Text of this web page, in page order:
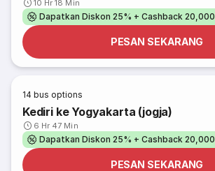
10 Hr 18 Min
Dapatkan Diskon 25% + Cashback 20,000
PESAN SEKARANG
14 bus options
Kediri ke Yogyakarta (jogja)
6 Hr 47 Min
Dapatkan Diskon 25% + Cashback 20,000
PESAN SEKARANG